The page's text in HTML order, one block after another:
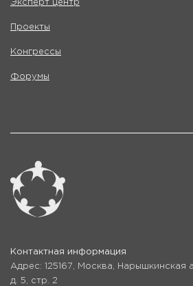
Эксперт центр
Проекты
Конгрессы
Форумы
Контактная информация
Адрес: 125167, Москва, Нарышкинская
д. 5, стр. 2